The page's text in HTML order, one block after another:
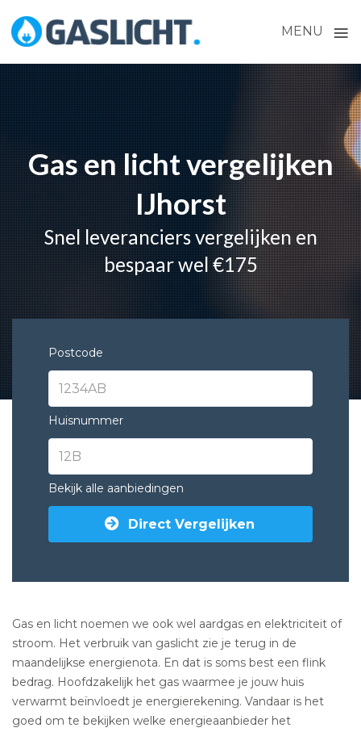
MENU ≡
Skip
to
content
Gas en licht vergelijken
IJhorst
Snel leveranciers vergelijken en
bespaar wel €175
Postcode
Huisnummer
Bekijk alle aanbiedingen
Direct Vergelijken
Gas en licht noemen we ook wel aardgas en elektriciteit of
stroom. Het verbruik van gaslicht zie je terug in de
maandelijkse energienota. En dat is soms best een flink
bedrag. Hoofdzakelijk het gas waarmee je jouw huis
verwarmt beïnvloedt je energierekening. Vandaar is het
goed om te bekijken welke energieaanbieder het